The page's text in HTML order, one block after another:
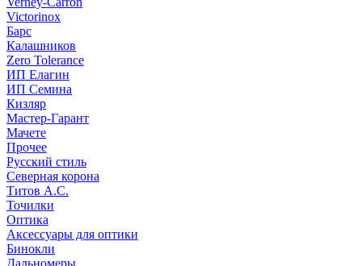
Victorinox
Барс
Калашников
Zero Tolerance
ИП Елагин
ИП Семина
Кизляр
Мастер-Гарант
Мачете
Прочее
Русский стиль
Северная корона
Титов А.С.
Точилки
Оптика
Аксессуары для оптики
Бинокли
Дальномеры